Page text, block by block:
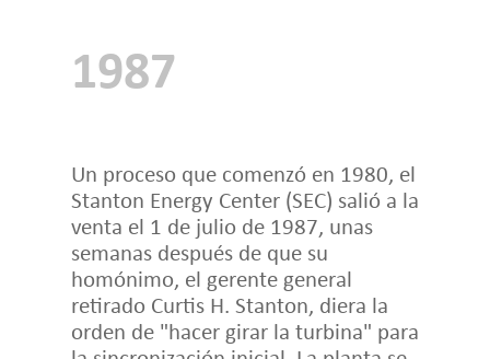
1987
Un proceso que comenzó en 1980, el
Stanton Energy Center (SEC) salió a la
venta el 1 de julio de 1987, unas
semanas después de que su
homónimo, el gerente general
retirado Curtis H. Stanton, diera la
orden de "hacer girar la turbina" para